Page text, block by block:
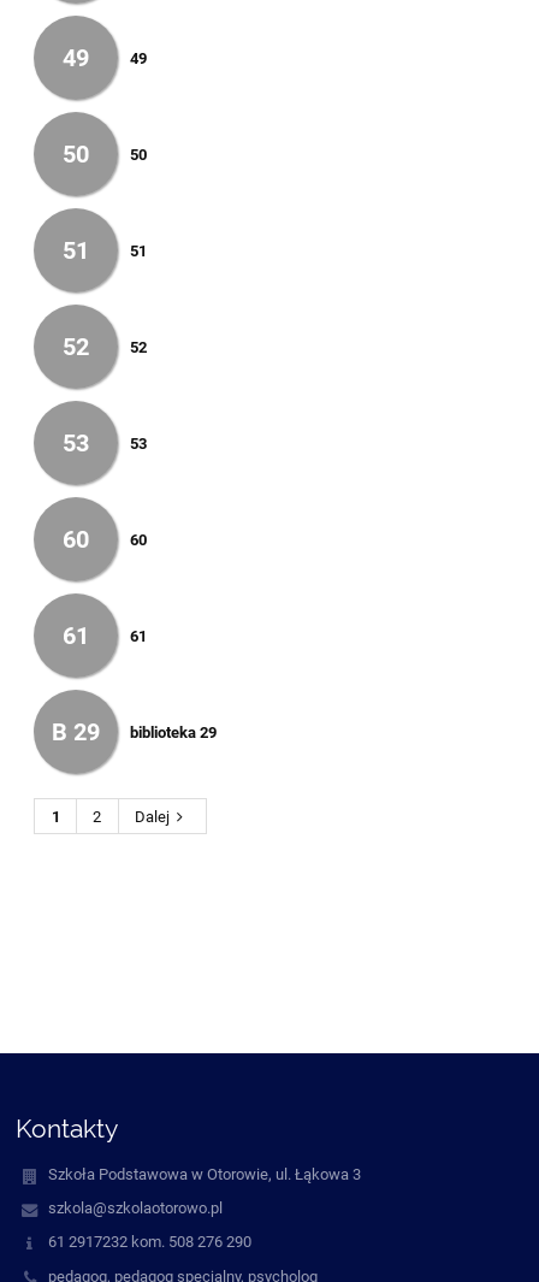
49 49
50 50
51 51
52 52
53 53
60 60
61 61
B 29 biblioteka 29
1 2 Dalej
Kontakty
Szkoła Podstawowa w Otorowie, ul. Łąkowa 3
szkola@szkolaotorowo.pl
61 2917232 kom. 508 276 290
pedagog, pedagog specjalny, psycholog